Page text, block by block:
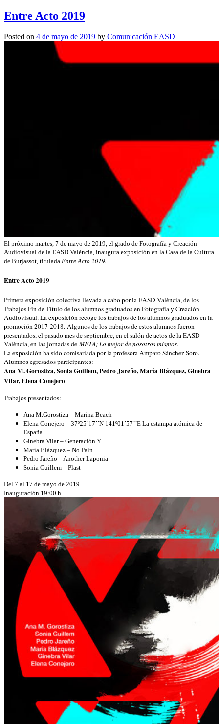
Entre Acto 2019
Posted on 4 de mayo de 2019 by Comunicación EASD
El próximo martes, 7 de mayo de 2019, el grado de Fotografía y Creación
Audiovisual de la EASD València, inaugura exposición en la Casa de la Cultura
de Burjassot, titulada Entre Acto 2019.
Entre Acto 2019
Primera exposición colectiva llevada a cabo por la EASD València, de los
Trabajos Fin de Título de los alumnos graduados en Fotografía y Creación
Audiovisual. La exposición recoge los trabajos de los alumnos graduados en la
promoción 2017-2018. Algunos de los trabajos de estos alumnos fueron
presentados, el pasado mes de septiembre, en el salón de actos de la EASD
València, en las jornadas de META; Lo mejor de nosotros mismos.
La exposición ha sido comisariada por la profesora Amparo Sánchez Soro.
Alumnos egresados participantes:
Ana M. Gorostiza, Sonia Guillem, Pedro Jareño, María Blázquez, Ginebra
Vilar, Elena Conejero.
Trabajos presentados:
Ana M.Gorostiza – Marina Beach
Elena Conejero – 37º25´17´´N 141º01´57´´E La estampa atómica de
España
Ginebra Vilar – Generación Y
María Blázquez – No Pain
Pedro Jareño – Another Laponia
Sonia Guillem – Plast
Del 7 al 17 de mayo de 2019
Inauguración 19:00 h